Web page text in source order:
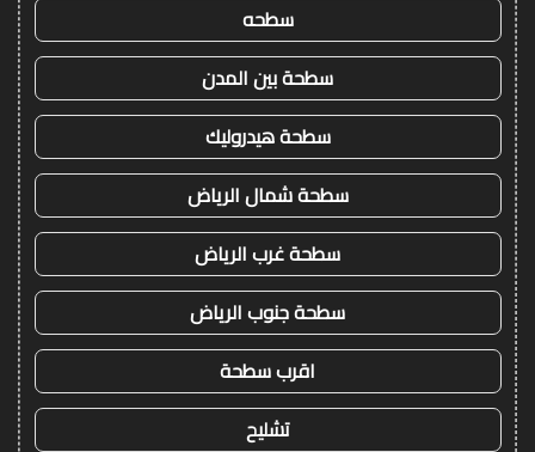
سطحه
سطحة بين المدن
سطحة هيدروليك
سطحة شمال الرياض
سطحة غرب الرياض
سطحة جنوب الرياض
اقرب سطحة
تشليح